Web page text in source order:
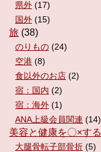
県外 (17)
国外 (15)
旅 (38)
のりもの (24)
空港 (8)
食以外のお店 (2)
宿：国内 (2)
宿：海外 (1)
ANA上級会員関連 (14)
美容と健康を〇×する
大腿骨転子部骨折 (5)